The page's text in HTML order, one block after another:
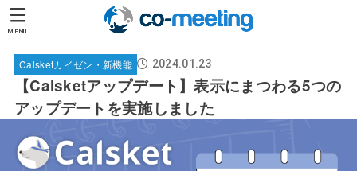
MENU
Calsketカイゼン・新機能 2024.01.23
【Calsketアップデート】表示にまつわる5つの
アップデートを実施しました